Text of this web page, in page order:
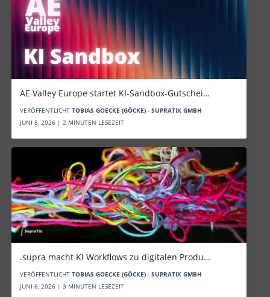
AE Valley Europe startet KI-Sandbox-Gutschei…
VERÖFFENTLICHT TOBIAS GOECKE (GÖCKE) - SUPRATIX GMBH
JUNI 8, 2026 | 2 MINUTEN LESEZEIT
.supra macht KI Workflows zu digitalen Produ…
VERÖFFENTLICHT TOBIAS GOECKE (GÖCKE) - SUPRATIX GMBH
JUNI 6, 2026 | 3 MINUTEN LESEZEIT